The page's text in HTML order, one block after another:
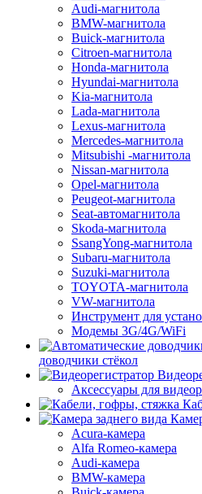
Audi-магнитола
BMW-магнитола
Buick-магнитола
Citroen-магнитола
Honda-магнитола
Hyundai-магнитола
Kia-магнитола
Lada-магнитола
Lexus-магнитола
Mercedes-магнитола
Mitsubishi -магнитола
Nissan-магнитола
Opel-магнитола
Peugeot-магнитола
Seat-автомагнитола
Skoda-магнитола
SsangYong-магнитола
Subaru-магнитола
Suzuki-магнитола
TOYOTA-магнитола
VW-магнитола
Инструмент для
Модемы 3G/4G/WiFi
доводчики стёкол
Аксессуары для
Acura-камера
Alfa Romeo-камера
Audi-камера
BMW-камера